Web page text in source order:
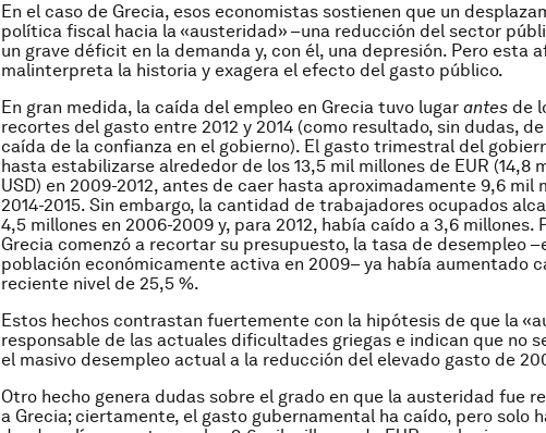
En el caso de Grecia, esos economistas sostienen que un
política fiscal hacia la «austeridad» –una reducción del sector
un grave déficit en la demanda y, con él, una depresión. Pero esta
malinterpreta la historia y exagera el efecto del gasto público.
En gran medida, la caída del empleo en Grecia tuvo lugar antes de
recortes del gasto entre 2012 y 2014 (como resultado, sin dudas,
caída de la confianza en el gobierno). El gasto trimestral del
hasta estabilizarse alrededor de los 13,5 mil millones de EUR (14,8
USD) en 2009-2012, antes de caer hasta aproximadamente 9,6 mil
2014-2015. Sin embargo, la cantidad de trabajadores ocupados
4,5 millones en 2006-2009 y, para 2012, había caído a 3,6 millones.
Grecia comenzó a recortar su presupuesto, la tasa de desempleo
población económicamente activa en 2009– ya había aumentado
reciente nivel de 25,5 %.
Estos hechos contrastan fuertemente con la hipótesis de que la
responsable de las actuales dificultades griegas e indican que no
el masivo desempleo actual a la reducción del elevado gasto de
Otro hecho genera dudas sobre el grado en que la austeridad fue
a Grecia; ciertamente, el gasto gubernamental ha caído, pero solo